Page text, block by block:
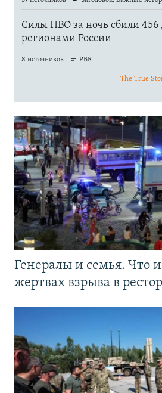
Генералы и семья. Что
жертвах взрыва в